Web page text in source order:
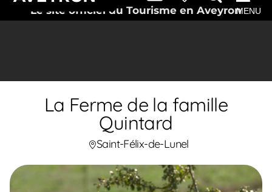
Le site officiel du Tourisme en AveyronMENU
La Ferme de la famille
Quintard
Saint-Félix-de-Lunel